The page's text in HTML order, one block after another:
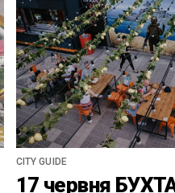
CITY GUIDE
17 червня